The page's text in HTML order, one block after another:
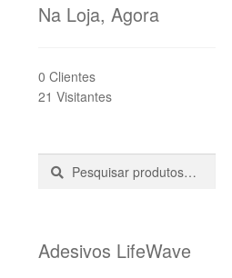
Na Loja, Agora
0 Clientes
21 Visitantes
Pesquisar
Pesquisa
Adesivos LifeWave